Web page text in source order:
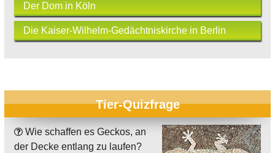
Der Dom in Köln
Die Kaiser-Wilhelm-Gedächtniskirche in Berlin
Tier-Quizfrage
Wie schaffen es Geckos, an
der Decke entlang zu laufen?